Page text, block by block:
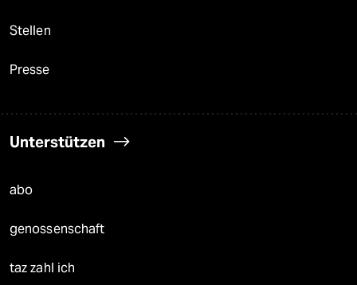
Stellen
Presse
Unterstützen
abo
genossenschaft
taz zahl ich